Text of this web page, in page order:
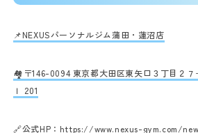
📌NEXUSパーソナルジム蒲田・蓮沼店
🏘〒146-0094 東京都大田区東矢口３丁目２７
Ｉ 201
🔗公式HP： https://www.nexus-gym.com/